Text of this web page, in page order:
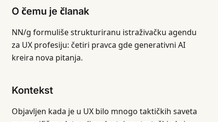
O čemu je članak
NN/g formuliše strukturiranu istraživačku agendu
za UX profesiju: četiri pravca gde generativni AI
kreira nova pitanja.
Kontekst
Objavljen kada je u UX bilo mnogo taktičkih saveta